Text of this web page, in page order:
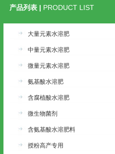
产品列表 | PRODUCT LIST
大量元素水溶肥
中量元素水溶肥
微量元素水溶肥
氨基酸水溶肥
含腐植酸水溶肥
微生物菌剂
含氨基酸水溶肥料
授粉高产专用